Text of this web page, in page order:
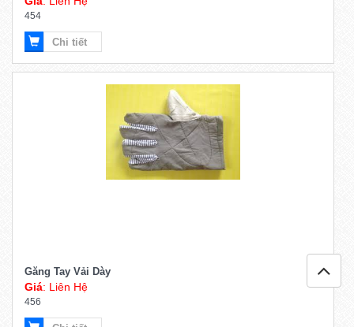
454
Chi tiết
Găng Tay Vải Dày
Giá: Liên Hệ
456